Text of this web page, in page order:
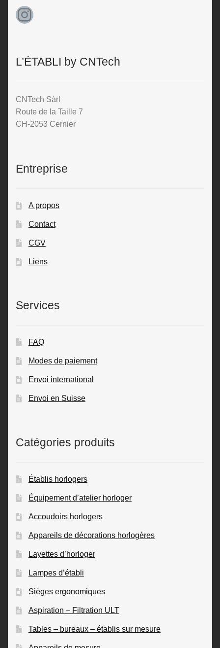
Instagram
L’ÉTABLI by CNTech
CNTech Sàrl
Route de la Taille 7
CH-2053 Cernier
Entreprise
A propos
Contact
CGV
Liens
Services
FAQ
Modes de paiement
Envoi international
Envoi en Suisse
Catégories produits
Établis horlogers
Équipement d’atelier horloger
Accoudoirs horlogers
Appareils de décorations horlogères
Layettes d’horloger
Lampes d’établi
Sièges ergonomiques
Aspiration – Filtration ULT
Tables – bureaux – établis sur mesure